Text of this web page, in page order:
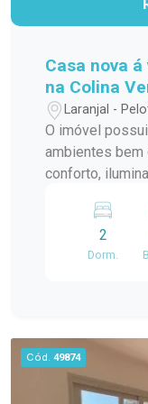
Casa nova
na Colina
Laranjal -
O imóvel
ambientes
conforto,
quarto térreo e
aproveitando
mezanino e closet. Sala e cozinha
proporcionando
as estações.
metros acima
2
Dorm.
Cód. 49874